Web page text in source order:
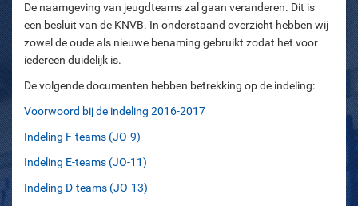
De naamgeving van jeugdteams zal gaan veranderen. Dit is
een besluit van de KNVB. In onderstaand overzicht hebben wij
zowel de oude als nieuwe benaming gebruikt zodat het voor
iedereen duidelijk is.
De volgende documenten hebben betrekking op de indeling:
Voorwoord bij de indeling 2016-2017
Indeling F-teams (JO-9)
Indeling E-teams (JO-11)
Indeling D-teams (JO-13)